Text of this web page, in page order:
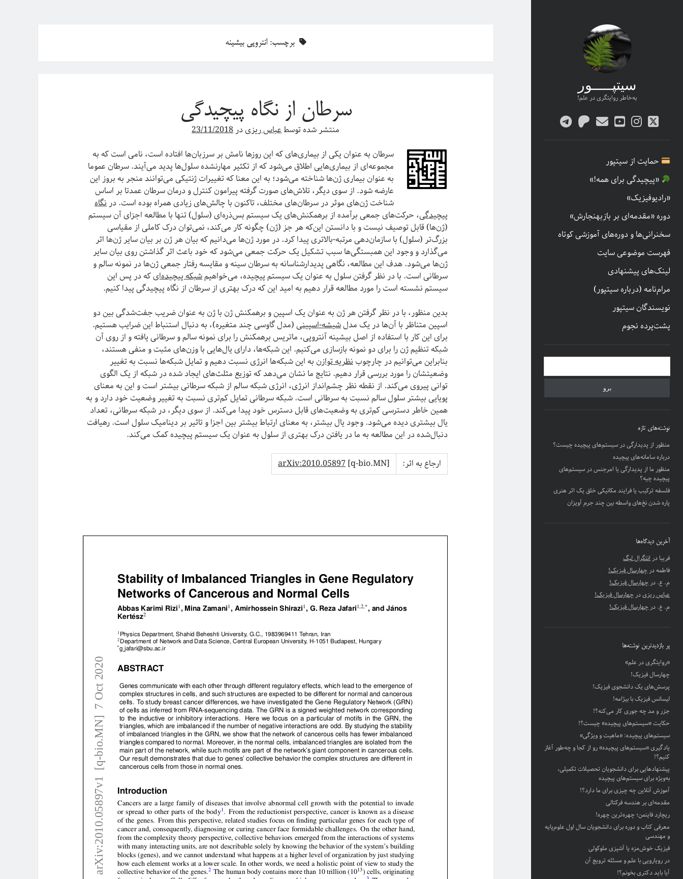
سیتپـــــور
به‌خاطر روایتگری در علم!
twitter
instagram
youtube
پستpatreon
telegram
حمایت از سیتپور
«پیچیدگی برای همه!»
«رادیوفیزیک»
دوره «مقدمه‌ای بر بازبهنجارش»
سخنرانی‌ها و دوره‌های آموزشی کوتاه
فهرست موضوعی سایت
لینک‌های پیشنهادی
مرام‌نامه (درباره سیتپور)
نویسندگان سیتپور
پشت‌پرده نجوم
نوار
کناری
نوشته‌های تازه
منظور از پدیدارگی در سیستم‌های پیچیده چیست؟
درباره سامانه‌های پیچیده
منظور ما از پدیدارگی یا امرجنس در سیستم‌های
پیچیده چیه؟
فلسفه ترکیب یا فرایند مکانیکی خلق یک اثر هنری
پاره شدن نخ‌های واسطه بین چند جرم آویزان
آخرین دیدگاه‌ها
فریبادرانتگرال لبگ
فاطمهدرچهارسال فیزیک!
م. ع.درچهارسال فیزیک!
عباس ریزیدرچهارسال فیزیک!
م. ع.درچهارسال فیزیک!
پر بازدیدترین نوشته‌ها
«روایتگری در علم»
چهارسال فیزیک!
پرسش‌های یک دانشجوی فیزیک!
لیسانس فیزیک با بیژامه!
جزر و مد چه جوری کار می‌کنه؟!
حکایت «سیستم‌های پیچیده» چیست؟!
سیستم‌های پیچیده: «ماهیت و ویژگی‌»
یادگیری «سیستم‌های پیچیده» رو از کجا و چه‌طور آغاز
کنیم؟!
پیشنهادهایی برای دانشجویان تحصیلات تکمیلی،
به‌ویژه برای سیستم‌های پیچیده
آموزش آنلاین چه چیزی برای ما دارد؟!
مقدمه‌ای بر هندسه فرکتالی
ریچارد فاینمن؛ چهره‌ترین چهره!
معرفی کتاب و دوره برای دانشجویان سال اول علوم‌پایه
و مهندسی
فیزیک خوش‌مزه یا آشپزی ملوکولی
در رویارویی با علم و مسئله ترویج آن
آیا باید دکتری بخونم؟!
برچسب:انتروپی بیشینه
سرطان از نگاه پیچیدگی
منتشر شده توسطعباس ریزیدر23/11/2018
سرطان به عنوان یکی از بیماری‌های که این روزها نامش بر سرزبان‌ها افتاده است، نامی است که به
مجموعه‌ای از بیماری‌هایی اطلاق می‌شود که از تکثیر مهارنشده سلول‌ها پدید می‌آیند. سرطان عموما
به عنوان بیماری ژن‌ها شناخته می‌شود؛ به این معنا که تغییرات ژنتیکی می‌توانند منجر به بروز این
عارضه شود. از سوی دیگر، تلاش‌های صورت گرفته پیرامون کنترل و درمان سرطان عمدتا بر اساس
شناخت ژن‌های موثر در سرطان‌های مختلف، تاکنون با چالش‌های زیادی همراه بوده است. درنگاه
پیچیدگی، حرکت‌های جمعی برآمده از برهمکنش‌های یک سیستم‌ بس‌ذره‌ای (سلول) تنها با مطالعه اجزای آن سیستم
(ژن‌ها) قابل توصیف نیست و با دانستن این‌که هر جز (ژن) چگونه کار می‌کند، نمی‌توان درک کاملی از مقیاسی
بزرگ‌تر (سلول) با سازمان‌دهی مرتبه‌-بالاتری پیدا کرد. در مورد ژن‌ها می‌دانیم که بیان هر ژن بر بیان سایر ژن‌ها اثر
می‌گذارد و وجود این همبستگی‌ها سبب تشکیل یک حرکت جمعی می‌شود که خود باعث اثر گذاشتن روی بیان سایر
ژن‌ها می‌‌شود. هدف این مطالعه، نگاهی پدیدارشناسانه به سرطان سینه و مقایسه رفتار جمعی ژن‌ها در نمونه سالم و
سرطانی است. با در نظر گرفتن سلول به عنوان یک سیستم پیچیده، می‌خواهیمشبکه پیچیده‌ایکه در پس این
سیستم نشسته است را مورد مطالعه قرار دهیم به امید این‌ که درک بهتری از سرطان از نگاه پیچیدگی پیدا کنیم.
بدین منظور، با در نظر گرفتن هر ژن به عنوان یک اسپین و برهمکنش ژن با ژن به عنوان ضریب جفت‌شدگی بین دو
اسپین متناظر با آن‌ها در یک مدلشیشه-اسپینی(مدل گاوسی چند متغیره)، به دنبال استنباط این ضرایب هستیم.
برای این‌ کار با استفاده از اصل بیشینه آنتروپی، ماتریس برهمکنش را برای نمونه سالم و سرطانی یافته و از روی آن
شبکه تنظیم ژن را برای دو نمونه بازسازی می‌کنیم. این شبکه‌ها، دارای یال‌هایی با وزن‌های مثبت و منفی هستند،
بنابراین می‌توانیم در چارچوبنظریه توازن به این شبکه‌ها انرژی نسبت دهیم و تمایل شبکه‌ها نسبت به تغییر
وضعیتشان را مورد بررسی قرار دهیم. نتایج ما نشان می‌دهد که توزیع مثلث‌های ایجاد شده در شبکه از یک الگوی
توانی پیروی می‌کند. از نقطه نظر چشم‌انداز انرژی، انرژی شبکه سالم از شبکه سرطانی بیشتر است و این به معنای
پویایی بیشتر سلول سالم نسبت به سرطانی است. شبکه سرطانی تمایل کم‌تری نسبت به تغییر وضعیت خود دارد و به
همین خاطر دسترسی کم‌تری به وضعیت‌های قابل دسترس خود پیدا می‌کند. از سوی دیگر، در شبکه‌ سرطانی، تعداد
یال بیشتری دیده می‌شود. وجود یال بیشتر، به معنای ارتباط بیشتر بین اجزا و تاثیر بر دینامیک سلول است. رهیافت
دنبال‌شده در این مطالعه به ما در یافتن درک بهتری از سلول به عنوان یک سیستم پیچیده کمک می‌کند.
ارجاع به اثر: arXiv:2010.05897[q-bio.MN]